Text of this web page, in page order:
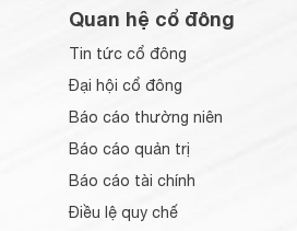
Quan hệ cổ đông
Tin tức cổ đông
Đại hội cổ đông
Báo cáo thường niên
Báo cáo quản trị
Báo cáo tài chính
Điều lệ quy chế